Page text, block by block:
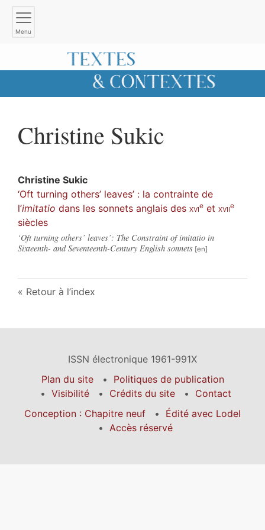
Menu
Christine Sukic
Christine Sukic
‘Oft turning others’ leaves’ : la contrainte de
l’imitatio dans les sonnets anglais des xvie et xviie
siècles
‘Oft turning others’ leaves’: The Constraint of imitatio in
Sixteenth- and Seventeenth-Century English sonnets
Retour à l’index
ISSN électronique 1961-991X
Plan du site
Politiques de publication
Visibilité
Crédits du site
Contact
Conception : Chapitre neuf
Édité avec Lodel
Accès réservé